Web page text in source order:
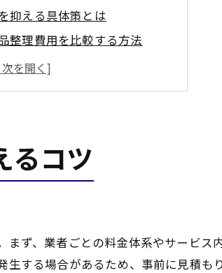
抑える具体策とは
整理費用を比較する方法
ませる節約アイデア集
り時に注意すべき点
場を知るポイント
整理相場を徹底解説
めのチェック方法
遺品整理の基準
るコツ
ず、業者ごとの料金体系やサービス
する場合があるため、事前に見積も